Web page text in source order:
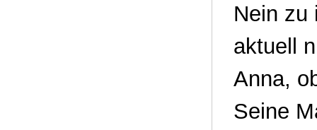
Nein zu
aktuell
Anna,
Seine